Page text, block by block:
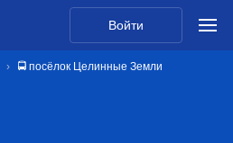
Войти
🚍 посёлок Целинные Земли